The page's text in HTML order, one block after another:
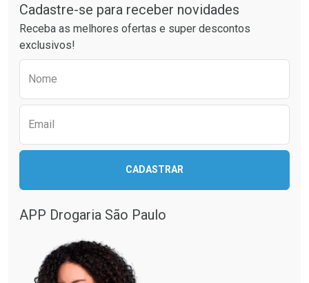
Ativar Desconto
Comprar sem Desconto
Comprar sem Desconto
Por R$ 37,25/cada
Ativar Desconto
Comprar sem Desconto
Comprar sem Desconto
Cadastre-se para receber novidades
Receba as melhores ofertas e super descontos
exclusivos!
Nome
Email
CADASTRAR
APP Drogaria São Paulo